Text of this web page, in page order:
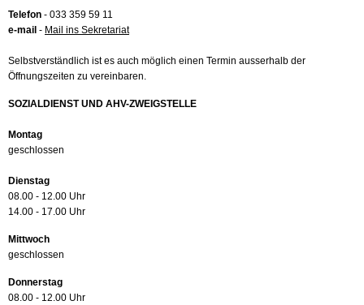
Telefon - 033 359 59 11
e-mail - Mail ins Sekretariat
Selbstverständlich ist es auch möglich einen Termin ausserhalb der
Öffnungszeiten zu vereinbaren.
SOZIALDIENST UND AHV-ZWEIGSTELLE
Montag
geschlossen
Dienstag
08.00 - 12.00 Uhr
14.00 - 17.00 Uhr
Mittwoch
geschlossen
Donnerstag
08.00 - 12.00 Uhr